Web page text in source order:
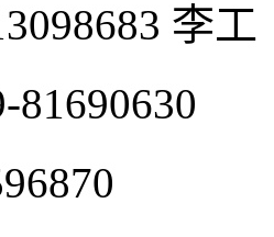
李工
81690630